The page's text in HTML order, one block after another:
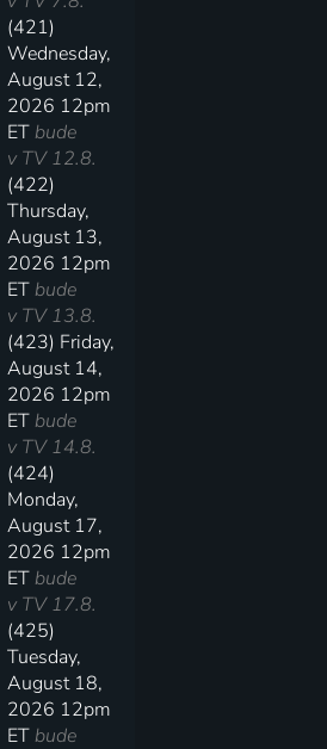
(421)
Wednesday,
August 12,
2026 12pm
ETbude
v TV 12.8.
(422)
Thursday,
August 13,
2026 12pm
ETbude
v TV 13.8.
(423) Friday,
August 14,
2026 12pm
ETbude
v TV 14.8.
(424)
Monday,
August 17,
2026 12pm
ETbude
v TV 17.8.
(425)
Tuesday,
August 18,
2026 12pm
ETbude